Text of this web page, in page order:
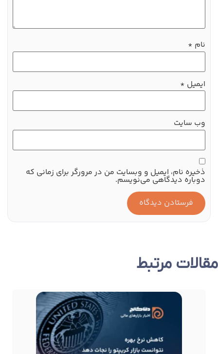
نام *
ایمیل *
وب‌ سایت
ذخیره نام، ایمیل و وبسایت من در مرورگر برای زمانی که
دوباره دیدگاهی می‌نویسم.
مقالات مرتبط